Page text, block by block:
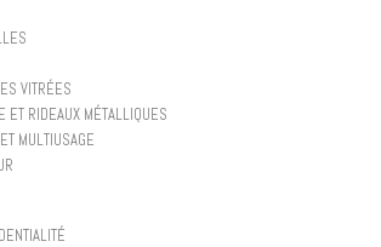
VITRÉES
ET RIDEAUX MÉTALLIQUES
MULTIUSAGE